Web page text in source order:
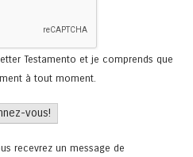
Testamento et je comprends que
à tout moment.
recevrez un message de